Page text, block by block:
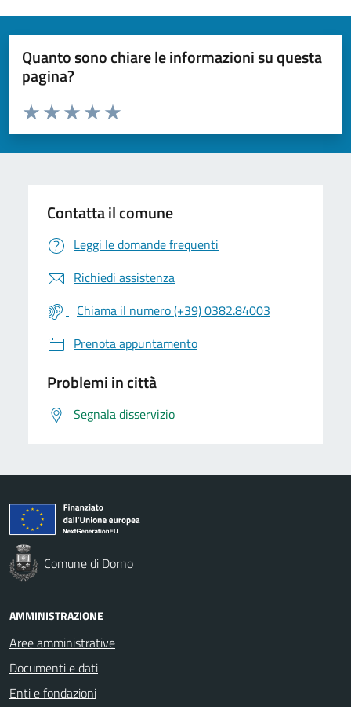
Quanto sono chiare le informazioni su questa
pagina?
Valuta da 1 a 5 stelle la pagina
Valuta 5 stelle su 5
Valuta 4 stelle su 5
Valuta 3 stelle su 5
Valuta 2 stelle su 5
Valuta 1 stelle su 5
Contatta il comune
Leggi le domande frequenti
Richiedi assistenza
Chiama il numero (+39) 0382.84003
Prenota appuntamento
Problemi in città
Segnala disservizio
Comune di Dorno
AMMINISTRAZIONE
Aree amministrative
Documenti e dati
Enti e fondazioni